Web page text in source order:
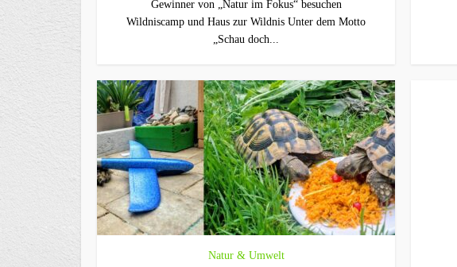
Gewinner von „Natur im Fokus“ besuchen
Wildniscamp und Haus zur Wildnis Unter dem Motto
„Schau doch...
Natur & Umwelt